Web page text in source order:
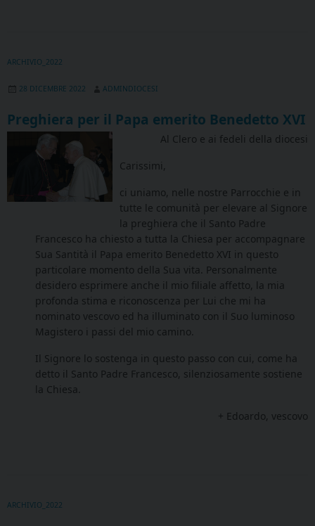
ARCHIVIO_2022
28 DICEMBRE 2022 ADMINDIOCESI
Preghiera per il Papa emerito Benedetto XVI
Al Clero e ai fedeli della diocesi
Carissimi,
ci uniamo, nelle nostre Parrocchie e in
tutte le comunità per elevare al Signore
la preghiera che il Santo Padre
Francesco ha chiesto a tutta la Chiesa per accompagnare
Sua Santità il Papa emerito Benedetto XVI in questo
particolare momento della Sua vita. Personalmente
desidero esprimere anche il mio filiale affetto, la mia
profonda stima e riconoscenza per Lui che mi ha
nominato vescovo ed ha illuminato con il Suo luminoso
Magistero i passi del mio camino.
Il Signore lo sostenga in questo passo con cui, come ha
detto il Santo Padre Francesco, silenziosamente sostiene
la Chiesa.
+ Edoardo, vescovo
ARCHIVIO_2022